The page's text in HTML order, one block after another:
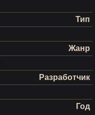
Тип
Жанр
Разработчик
Год